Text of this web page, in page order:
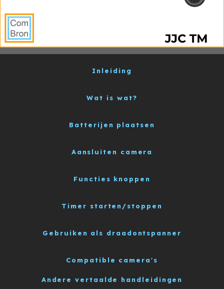
Inleiding
Wat is wat?
Batterijen plaatsen
Aansluiten camera
Functies knoppen
Timer starten/stoppen
Gebruiken als draadontspanner
Compatible camera's
Andere vertaalde handleidingen